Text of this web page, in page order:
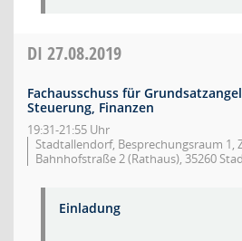
DI 27.08.2019
Fachausschuss für
Steuerung, Finanzen
19:31-21:55 Uhr
Stadtallendorf, Besprechungsraum 1,
Bahnhofstraße 2 (Rathaus), 35260
Einladung